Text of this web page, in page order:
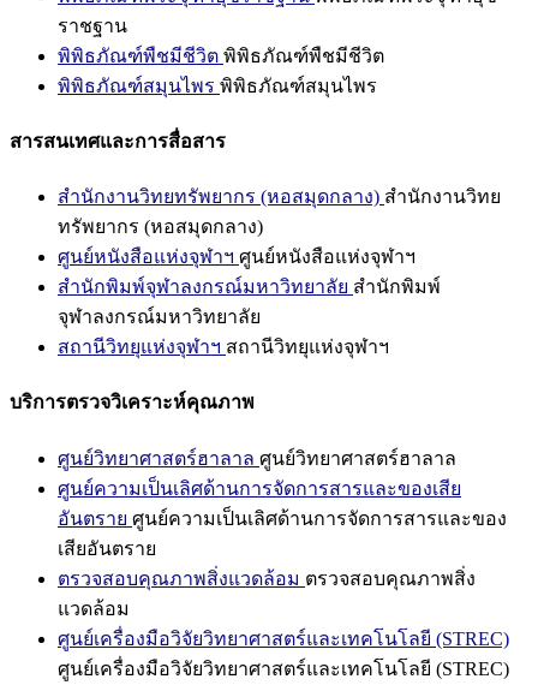
ราชฐาน
พิพิธภัณฑ์พืชมีชีวิต พิพิธภัณฑ์พืชมีชีวิต
พิพิธภัณฑ์สมุนไพร พิพิธภัณฑ์สมุนไพร
สารสนเทศและการสื่อสาร
สำนักงานวิทยทรัพยากร (หอสมุดกลาง) สำนักงานวิทย
ทรัพยากร (หอสมุดกลาง)
ศูนย์หนังสือแห่งจุฬาฯ ศูนย์หนังสือแห่งจุฬาฯ
สำนักพิมพ์จุฬาลงกรณ์มหาวิทยาลัย สำนักพิมพ์
จุฬาลงกรณ์มหาวิทยาลัย
สถานีวิทยุแห่งจุฬาฯ สถานีวิทยุแห่งจุฬาฯ
บริการตรวจวิเคราะห์คุณภาพ
ศูนย์วิทยาศาสตร์ฮาลาล ศูนย์วิทยาศาสตร์ฮาลาล
ศูนย์ความเป็นเลิศด้านการจัดการสารและของเสีย
อันตราย ศูนย์ความเป็นเลิศด้านการจัดการสารและของ
เสียอันตราย
ตรวจสอบคุณภาพสิ่งแวดล้อม ตรวจสอบคุณภาพสิ่ง
แวดล้อม
ศูนย์เครื่องมือวิจัยวิทยาศาสตร์และเทคโนโลยี (STREC)
ศูนย์เครื่องมือวิจัยวิทยาศาสตร์และเทคโนโลยี (STREC)